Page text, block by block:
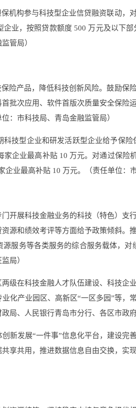
机构参与科技型企业信贷融资联动
业，按照贷款额度 500 万元及以下
管局）
险产品，降低科技创新风险。鼓励
批次应用、软件首版次质量安全保
：市科技局、青岛金融监管局）
科技型企业和研发活跃型企业给予保
企业最高补贴 10 万元。对通过保
业最高补贴 10 万元。（责任单位：
开展科技金融业务的科技（特色）
源和绩效考评等方面给予政策倾斜
服务等各类服务的综合服务载体，
局）
级在科技金融人才队伍建设、科技
化产业园区、高新区“一区多园”等
局、人民银行青岛市分行、各区市政府
新发展“一件事”信息化平台，建设
享共用，推进数据信息自由交换，